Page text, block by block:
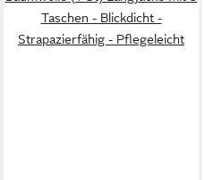
Taschen - Blickdicht -
Strapazierfähig - Pflegeleicht